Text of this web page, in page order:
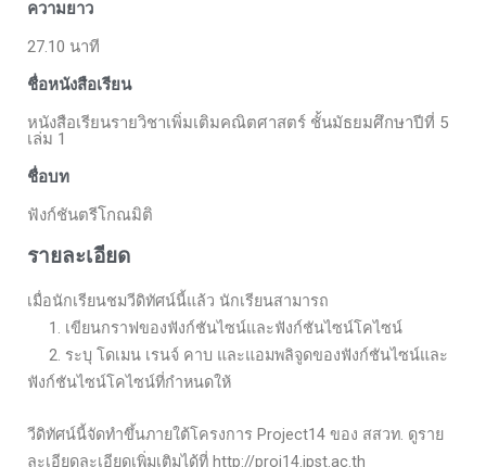
ความยาว
27.10 นาที
ชื่อหนังสือเรียน
หนังสือเรียนรายวิชาเพิ่มเติมคณิตศาสตร์ ชั้นมัธยมศึกษาปีที่ 5
เล่ม 1
ชื่อบท
ฟังก์ชันตรีโกณมิติ
รายละเอียด
เมื่อนักเรียนชมวีดิทัศน์นี้แล้ว นักเรียนสามารถ
1. เขียนกราฟของฟังก์ชันไซน์และฟังก์ชันไซน์โคไซน์
2. ระบุ โดเมน เรนจ์ คาบ และแอมพลิจูดของฟังก์ชันไซน์และ
ฟังก์ชันไซน์โคไซน์ที่กำหนดให้
วีดิทัศน์นี้จัดทำขึ้นภายใต้โครงการ Project14 ของ สสวท. ดูราย
ละเอียดละเอียดเพิ่มเติมได้ที่ http://proj14.ipst.ac.th